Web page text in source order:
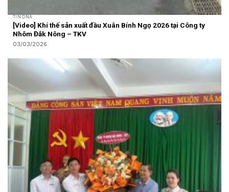
TIN DNA
[Video] Khí thế sản xuất đầu Xuân Bính Ngọ 2026 tại Công ty
Nhôm Đắk Nông – TKV
03/03/2026